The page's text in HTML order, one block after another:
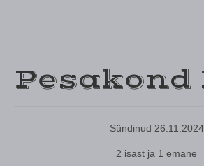
Pesakond
Sündinud 26.11.2024
2 isast ja 1 emane